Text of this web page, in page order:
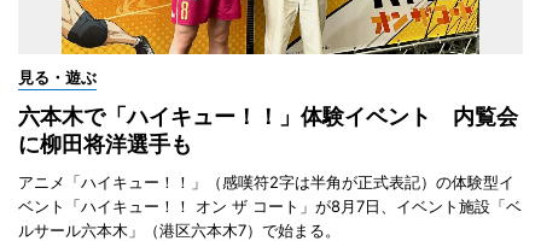
見る・遊ぶ
六本木で「ハイキュー！！」体験イベント 内覧会
に柳田将洋選手も
アニメ「ハイキュー！！」（感嘆符2字は半角が正式表記）の体験型イ
ベント「ハイキュー！！ オン ザ コート」が8月7日、イベント施設「ベ
ルサール六本木」（港区六本木7）で始まる。